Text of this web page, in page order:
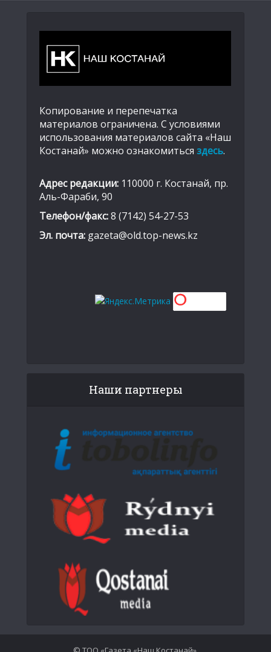
Копирование и перепечатка
материалов ограничена. С условиями
использования материалов сайта «Наш
Костанай» можно ознакомиться здесь.
Адрес редакции: 110000 г. Костанай, пр.
Аль-Фараби, 90
Телефон/факс:8 (7142) 54-27-53
Эл. почта: gazeta@old.top-news.kz
Наши партнеры